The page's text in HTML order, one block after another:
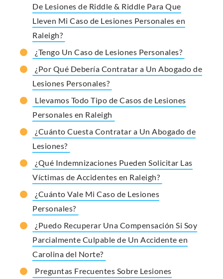
De Lesiones de Riddle & Riddle Para Que
Lleven Mi Caso de Lesiones Personales en
Raleigh?
¿Tengo Un Caso de Lesiones Personales?
¿Por Qué Debería Contratar a Un Abogado de
Lesiones Personales?
Llevamos Todo Tipo de Casos de Lesiones
Personales en Raleigh
¿Cuánto Cuesta Contratar a Un Abogado de
Lesiones?
¿Qué Indemnizaciones Pueden Solicitar Las
Víctimas de Accidentes en Raleigh?
¿Cuánto Vale Mi Caso de Lesiones
Personales?
¿Puedo Recuperar Una Compensación Si Soy
Parcialmente Culpable de Un Accidente en
Carolina del Norte?
Preguntas Frecuentes Sobre Lesiones